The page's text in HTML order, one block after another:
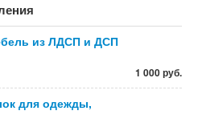
из ЛДСП и ДСП
1 000 руб.
для одежды,